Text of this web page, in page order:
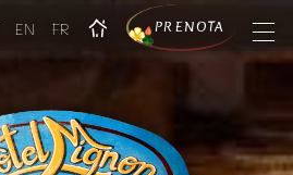
EN FR PRENOTA ―
―
―